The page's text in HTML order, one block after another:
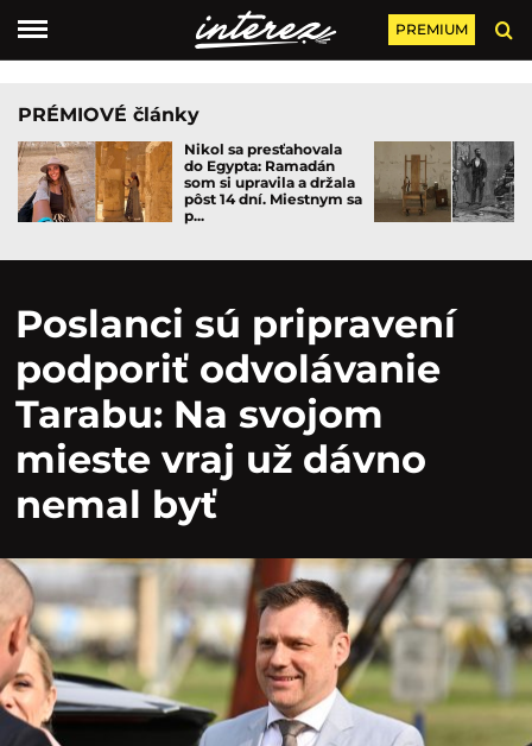
PREMIUM
PRÉMIOVÉ články
Nikol sa presťahovala
do Egypta: Ramadán
som si upravila a držala
pôst 14 dní. Miestnym sa
p...
Poslanci sú pripravení
podporiť odvolávanie
Tarabu: Na svojom
mieste vraj už dávno
nemal byť